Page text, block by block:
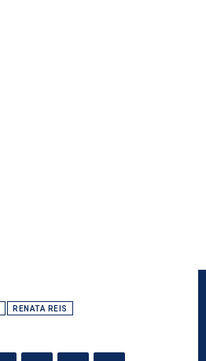
RENATA REIS